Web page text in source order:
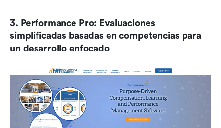
3. Performance Pro: Evaluaciones
simplificadas basadas en competencias para
un desarrollo enfocado